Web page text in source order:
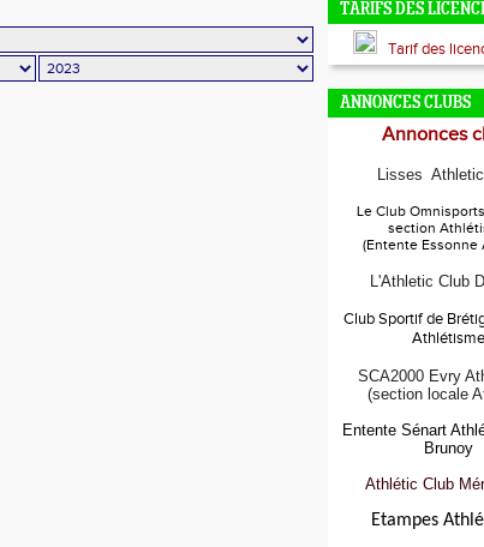
TARIFS DES
Tarif des
ANNONCES CLUBS
Annonces
Lisses
Le Club
section
(Entente Essonne
L'Athletic Club
Club Sportif de
Athlétisme
SCA2000 Evry
(section locale
Entente Sénart
Brunoy
Athlétic Club
Etampes